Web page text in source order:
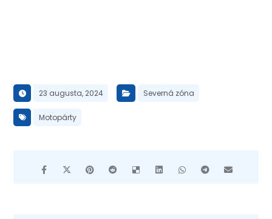
23 augusta, 2024 Severná zóna
Motopárty